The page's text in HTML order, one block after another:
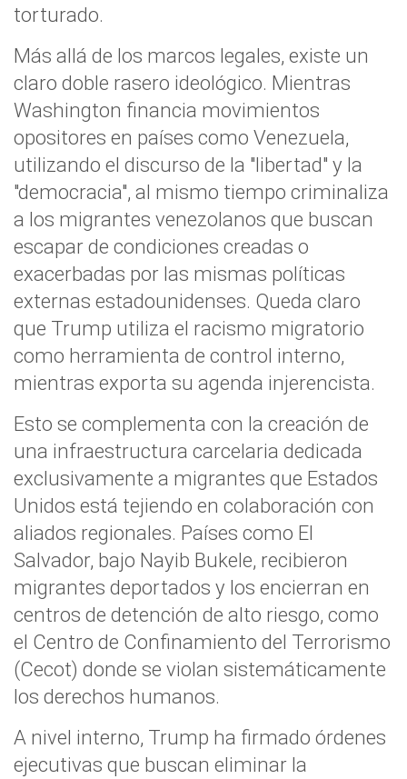
torturado.
Más allá de los marcos legales, existe un
claro doble rasero ideológico. Mientras
Washington financia movimientos
opositores en países como Venezuela,
utilizando el discurso de la "libertad" y la
"democracia", al mismo tiempo criminaliza
a los migrantes venezolanos que buscan
escapar de condiciones creadas o
exacerbadas por las mismas políticas
externas estadounidenses. Queda claro
que Trump utiliza el racismo migratorio
como herramienta de control interno,
mientras exporta su agenda injerencista.
Esto se complementa con la creación de
una infraestructura carcelaria dedicada
exclusivamente a migrantes que Estados
Unidos está tejiendo en colaboración con
aliados regionales. Países como El
Salvador, bajo Nayib Bukele, recibieron
migrantes deportados y los encierran en
centros de detención de alto riesgo, como
el Centro de Confinamiento del Terrorismo
(Cecot) donde se violan sistemáticamente
los derechos humanos.
A nivel interno, Trump ha firmado órdenes
ejecutivas que buscan eliminar la